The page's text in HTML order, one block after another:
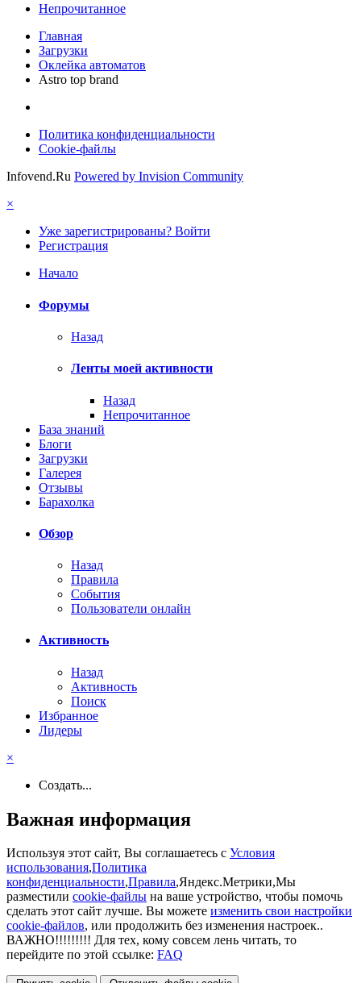
Непрочитанное
Главная
Загрузки
Оклейка автоматов
Astro top brand
Политика конфиденциальности
Cookie-файлы
Infovend.Ru Powered by Invision Community
×
Уже зарегистрированы? Войти
Регистрация
Начало
Форумы
Назад
Ленты моей активности
Назад
Непрочитанное
База знаний
Блоги
Загрузки
Галерея
Отзывы
Барахолка
Обзор
Назад
Правила
События
Пользователи онлайн
Активность
Назад
Активность
Поиск
Избранное
Лидеры
×
Создать...
Важная информация
Используя этот сайт, Вы соглашаетесь с Условия
использования,Политика
конфиденциальности,Правила,Яндекс.Метрики,Мы
разместили cookie-файлы на ваше устройство, чтобы помочь
сделать этот сайт лучше. Вы можете изменить свои настройки
cookie-файлов, или продолжить без изменения настроек..
ВАЖНО!!!!!!!!! Для тех, кому совсем лень читать, то
перейдите по этой ссылке: FAQ